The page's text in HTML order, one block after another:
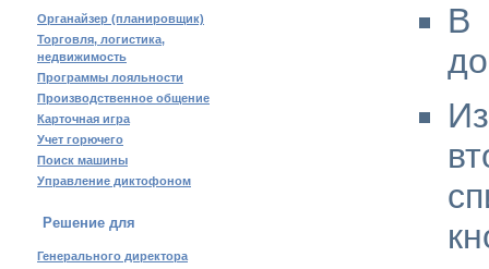
Органайзер (планировщик)
Торговля, логистика,
недвижимость
Программы лояльности
Производственное общение
Карточная игра
Учет горючего
Поиск машины
Управление диктофоном
Решение для
Генерального директора
В